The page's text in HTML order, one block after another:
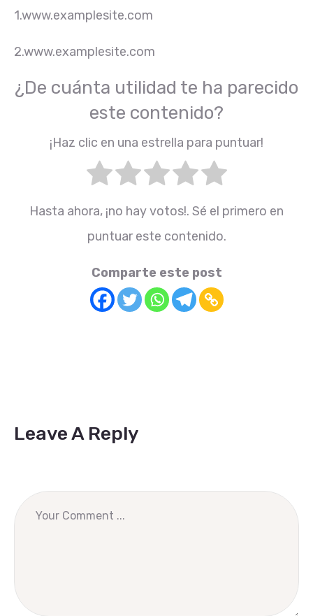
1.www.examplesite.com
2.www.examplesite.com
¿De cuánta utilidad te ha parecido
este contenido?
¡Haz clic en una estrella para puntuar!
Hasta ahora, ¡no hay votos!. Sé el primero en
puntuar este contenido.
Comparte este post
Leave A Reply